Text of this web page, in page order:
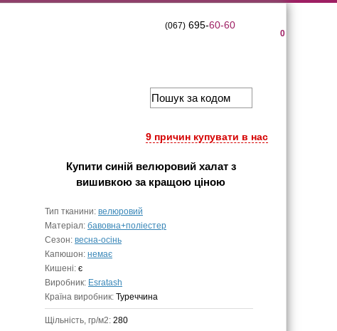
0
(067)695-60-60
9 причин купувати в нас
Купити синій велюровий халат з
вишивкою за кращою ціною
Тип тканини: велюровий
Матеріал: бавовна+поліестер
Сезон: весна-осінь
Капюшон: немає
Кишені: є
Виробник: Esratash
Країна виробник: Туреччина
Щільність, гр/м2: 280